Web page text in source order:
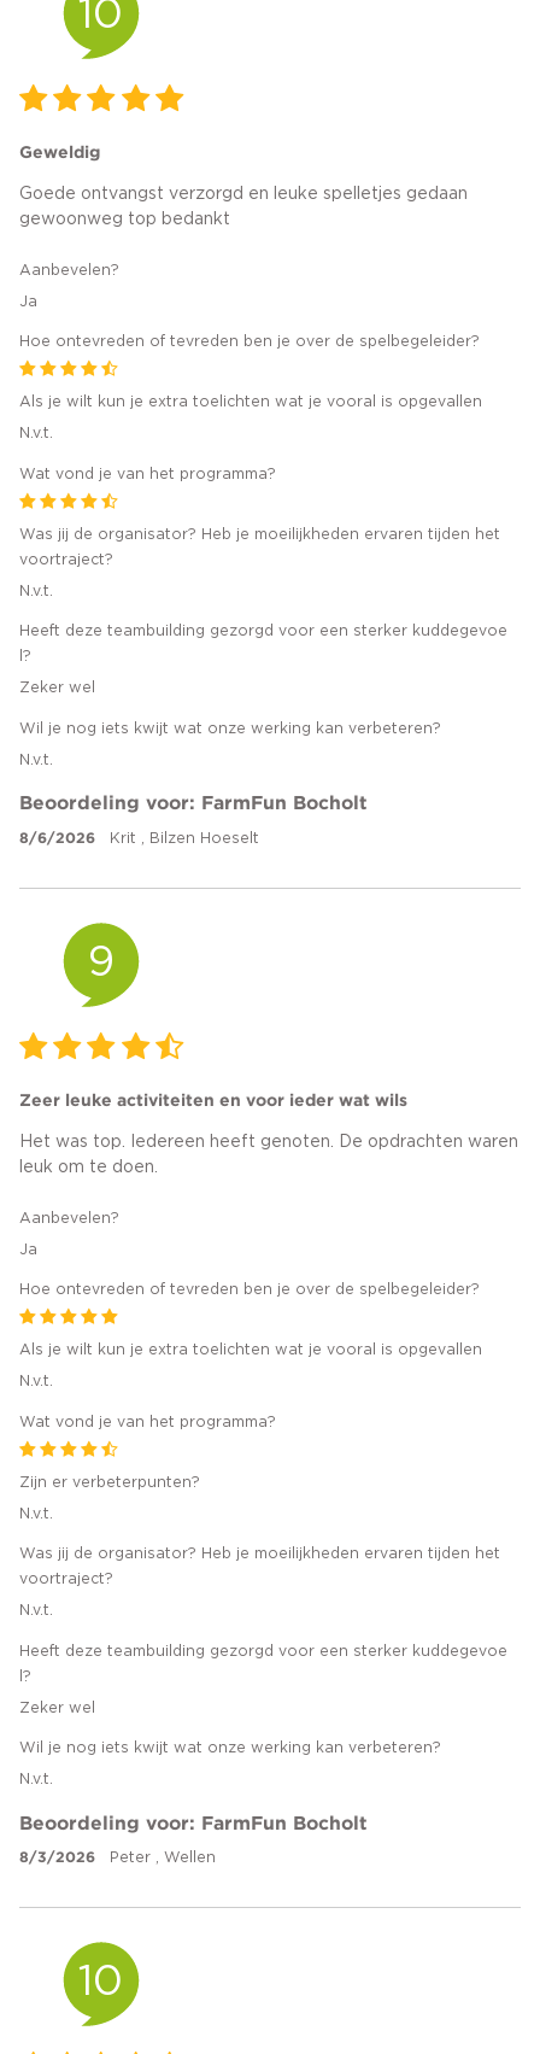
10
Geweldig
Goede ontvangst verzorgd en leuke spelletjes gedaan
gewoonweg top bedankt
Aanbevelen?
Ja
Hoe ontevreden of tevreden ben je over de spelbegeleider?
Als je wilt kun je extra toelichten wat je vooral is opgevallen
N.v.t.
Wat vond je van het programma?
Was jij de organisator? Heb je moeilijkheden ervaren tijden het
voortraject?
N.v.t.
Heeft deze teambuilding gezorgd voor een sterker kuddegevoe
l?
Zeker wel
Wil je nog iets kwijt wat onze werking kan verbeteren?
N.v.t.
Beoordeling voor: FarmFun Bocholt
8/6/2026 Krit , Bilzen Hoeselt
9
Zeer leuke activiteiten en voor ieder wat wils
Het was top. Iedereen heeft genoten. De opdrachten waren
leuk om te doen.
Aanbevelen?
Ja
Hoe ontevreden of tevreden ben je over de spelbegeleider?
Als je wilt kun je extra toelichten wat je vooral is opgevallen
N.v.t.
Wat vond je van het programma?
Zijn er verbeterpunten?
N.v.t.
Was jij de organisator? Heb je moeilijkheden ervaren tijden het
voortraject?
N.v.t.
Heeft deze teambuilding gezorgd voor een sterker kuddegevoe
l?
Zeker wel
Wil je nog iets kwijt wat onze werking kan verbeteren?
N.v.t.
Beoordeling voor: FarmFun Bocholt
8/3/2026 Peter , Wellen
10